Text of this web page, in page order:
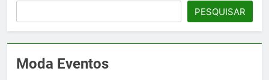
PESQUISAR
Moda Eventos